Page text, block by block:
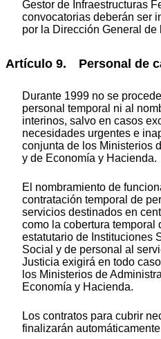
Gestor de Infraestructuras
convocatorias deberán ser
por la Dirección General
Artículo 9. Personal de
Durante 1999 no se
personal temporal ni al
interinos, salvo en casos
necesidades urgentes e
conjunta de los Ministerios
y de Economía y Hacienda.
El nombramiento de
contratación temporal de
servicios destinados en
como la cobertura temporal
estatutario de Instituciones
Social y de personal al
Justicia exigirá en todo
los Ministerios de
Economía y Hacienda.
Los contratos para cubrir
finalizarán